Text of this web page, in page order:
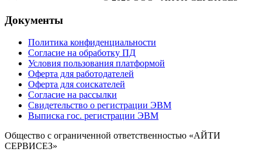
Документы
Политика конфиденциальности
Согласие на обработку ПД
Условия пользования платформой
Оферта для работодателей
Оферта для соискателей
Согласие на рассылки
Свидетельство о регистрации ЭВМ
Выписка гос. регистрации ЭВМ
Общество с ограниченной ответственностью «АЙТИ
СЕРВИСЕЗ»